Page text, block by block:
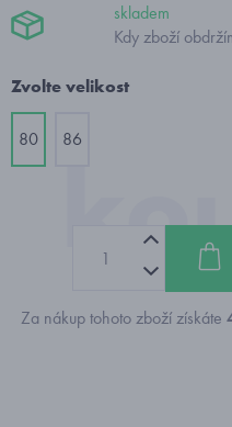
skladem
Kdy zboží
Zvolte velikost
80 86
Za nákup tohoto zboží získáte